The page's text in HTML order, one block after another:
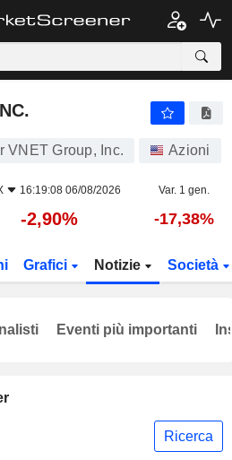
VNET Group, Inc. Azioni
16:19:08 06/08/2026 Var. 1 gen.
-2,90% -17,38%
Grafici Notizie Società
Ricerca
Eventi più importanti